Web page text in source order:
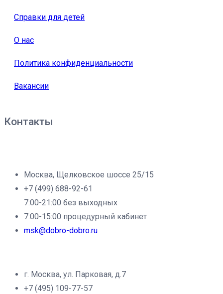
Справки для детей
О нас
Политика конфиденциальности
Вакансии
Контакты
Москва, Щелковское шоссе 25/15
+7 (499) 688-92-61
7:00-21:00 без выходных
7:00-15:00 процедурный кабинет
msk@dobro-dobro.ru
г. Москва, ул. Парковая, д.7
+7 (495) 109-77-57